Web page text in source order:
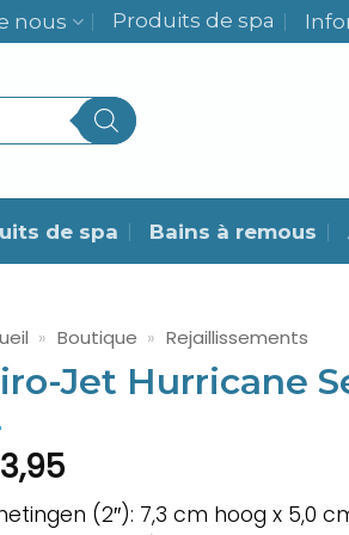
nous Produits de spa
de spa Bains à remous
» Boutique » Rejaillissements
Jet Hurricane
(2″): 7,3 cm hoog x 5,0